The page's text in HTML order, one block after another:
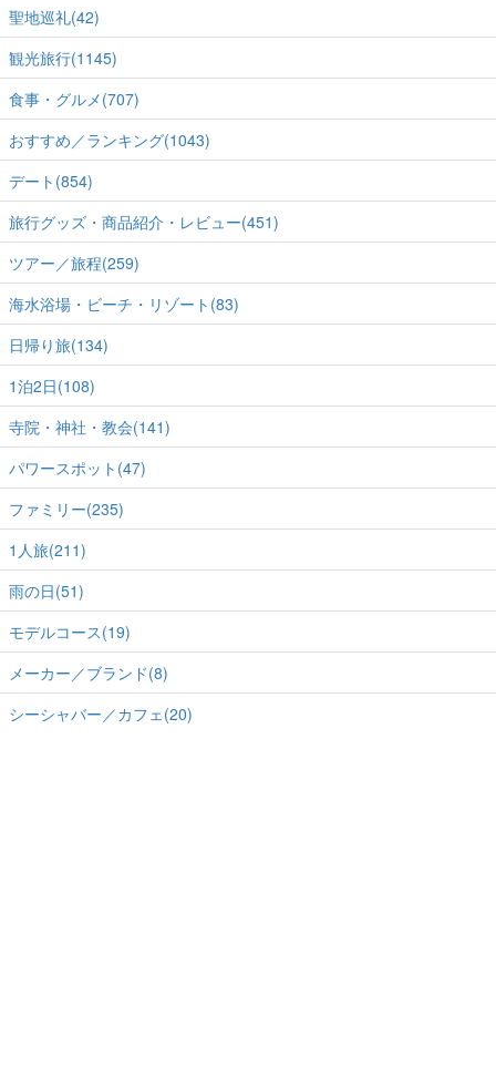
聖地巡礼(42)
観光旅行(1145)
食事・グルメ(707)
おすすめ／ランキング(1043)
デート(854)
旅行グッズ・商品紹介・レビュー(451)
ツアー／旅程(259)
海水浴場・ビーチ・リゾート(83)
日帰り旅(134)
1泊2日(108)
寺院・神社・教会(141)
パワースポット(47)
ファミリー(235)
1人旅(211)
雨の日(51)
モデルコース(19)
メーカー／ブランド(8)
シーシャバー／カフェ(20)